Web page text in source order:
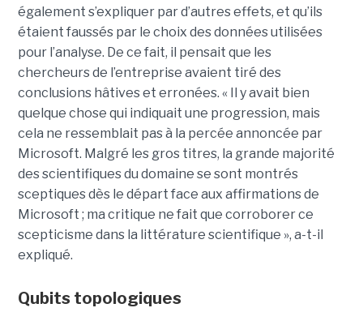
également s’expliquer par d’autres effets, et qu’ils
étaient faussés par le choix des données utilisées
pour l’analyse. De ce fait, il pensait que les
chercheurs de l’entreprise avaient tiré des
conclusions hâtives et erronées. « Il y avait bien
quelque chose qui indiquait une progression, mais
cela ne ressemblait pas à la percée annoncée par
Microsoft. Malgré les gros titres, la grande majorité
des scientifiques du domaine se sont montrés
sceptiques dès le départ face aux affirmations de
Microsoft ; ma critique ne fait que corroborer ce
scepticisme dans la littérature scientifique », a-t-il
expliqué.
Qubits topologiques